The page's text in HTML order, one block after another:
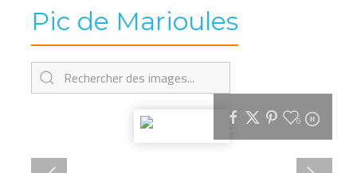
Pic de Marioules
0